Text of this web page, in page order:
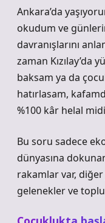
Ankara’da
okudum ve
davranışlarını
zaman Kızılay’da
baksam ya da
hatırlasam,
%100 kâr helal
Bu soru sadece
dünyasına
rakamlar var, diğer
gelenekler ve